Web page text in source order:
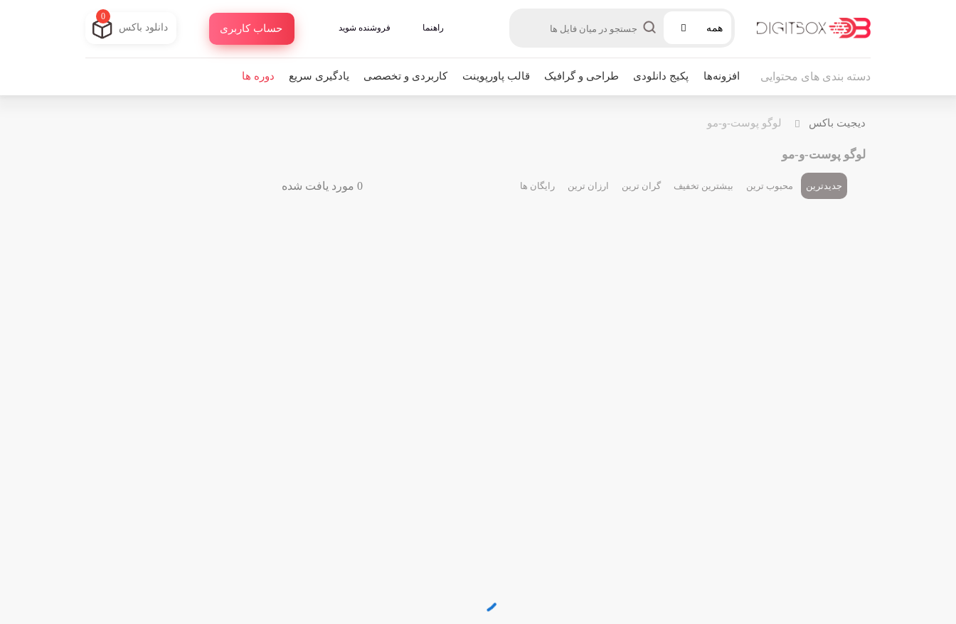
همه راهنما فروشنده شوید حساب کاربری دانلود باکس
0
دسته بندی های محتوایی افزونه‌ها پکیج دانلودی طراحی و گرافیک قالب پاورپوینت کاربردی و تخصصی یادگیری سریع دوره ها
دیجیت باکس لوگو پوست-و-مو
لوگو پوست-و-مو
جدیدترین محبوب ترین بیشترین تخفیف گران ترین ارزان ترین رایگان ها 0 مورد یافت شده